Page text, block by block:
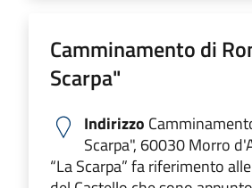
Camminamento di
Scarpa"
Indirizzo
Scarpa", 60030 Morro
“La Scarpa” fa riferimento